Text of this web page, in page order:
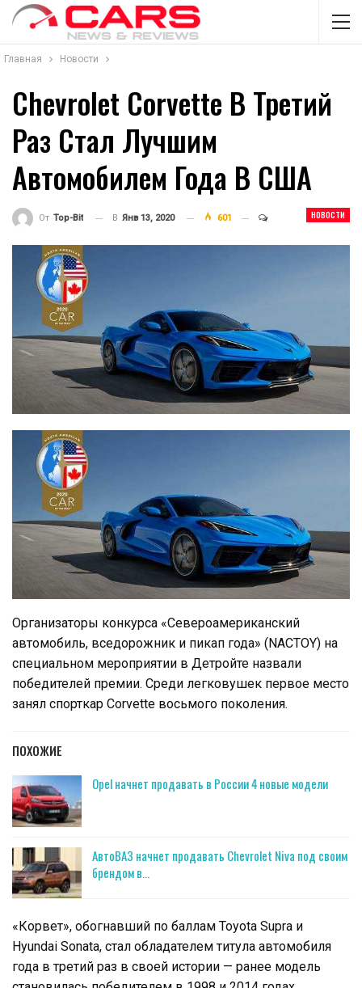
Главная Новости
Chevrolet Corvette В Третий
Раз Стал Лучшим
Автомобилем Года В США
НОВОСТИ
От Top-Bit В Янв 13, 2020 601
Организаторы конкурса «Североамериканский
автомобиль, вседорожник и пикап года» (NACTOY) на
специальном мероприятии в Детройте назвали
победителей премии. Среди легковушек первое место
занял спорткар Corvette восьмого поколения.
ПОХОЖИЕ
Opel начнет продавать в России 4 новые модели
АвтоВАЗ начнет продавать Chevrolet Niva под своим
брендом в…
«Корвет», обогнавший по баллам Toyota Supra и
Hyundai Sonata, стал обладателем титула автомобиля
года в третий раз в своей истории — ранее модель